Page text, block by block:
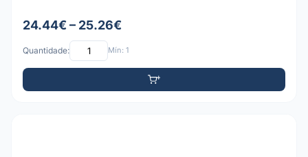
24.44€ – 25.26€
Quantidade: Mín: 1